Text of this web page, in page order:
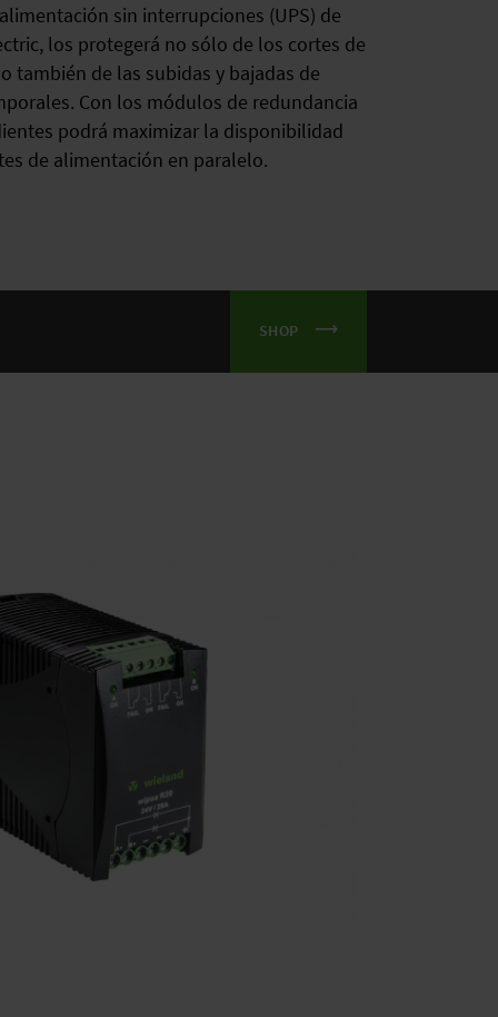
sin interrupciones (UPS) de
los protegerá no sólo de los cortes de
también de las subidas y bajadas de
Con los módulos de redundancia
podrá maximizar la disponibilidad
de alimentación en paralelo.
SHOP